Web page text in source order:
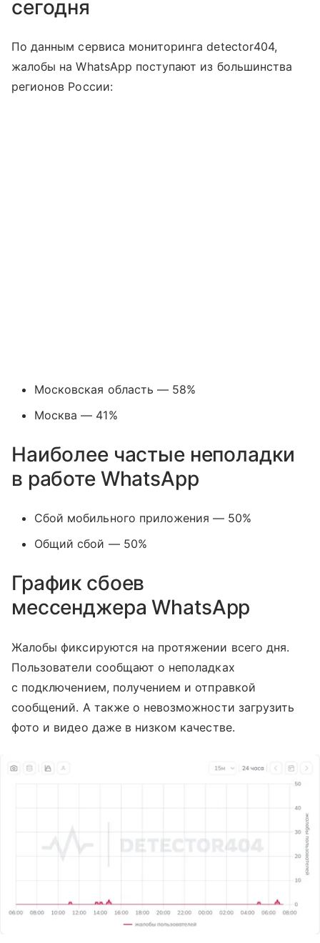
сегодня
По данным сервиса мониторинга detector404,
жалобы на WhatsApp поступают из большинства
регионов России:
Московская область — 58%
Москва — 41%
Наиболее частые неполадки
в работе WhatsApp
Сбой мобильного приложения — 50%
Общий сбой — 50%
График сбоев
мессенджера WhatsApp
Жалобы фиксируются на протяжении всего дня.
Пользователи сообщают о неполадках
с подключением, получением и отправкой
сообщений. А также о невозможности загрузить
фото и видео даже в низком качестве.